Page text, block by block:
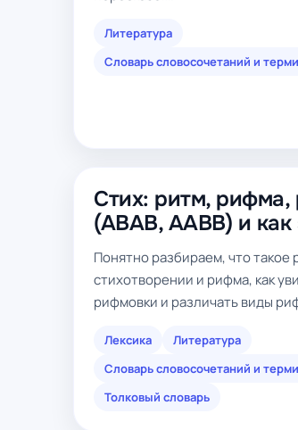
Литература
Словарь словосочетаний и
Стих: ритм, рифма,
(ABAB, AABB) и как
Понятно разбираем, что такое
стихотворении и рифма, как
рифмовки и различать виды
Лексика
Литература
Словарь словосочетаний и
Толковый словарь